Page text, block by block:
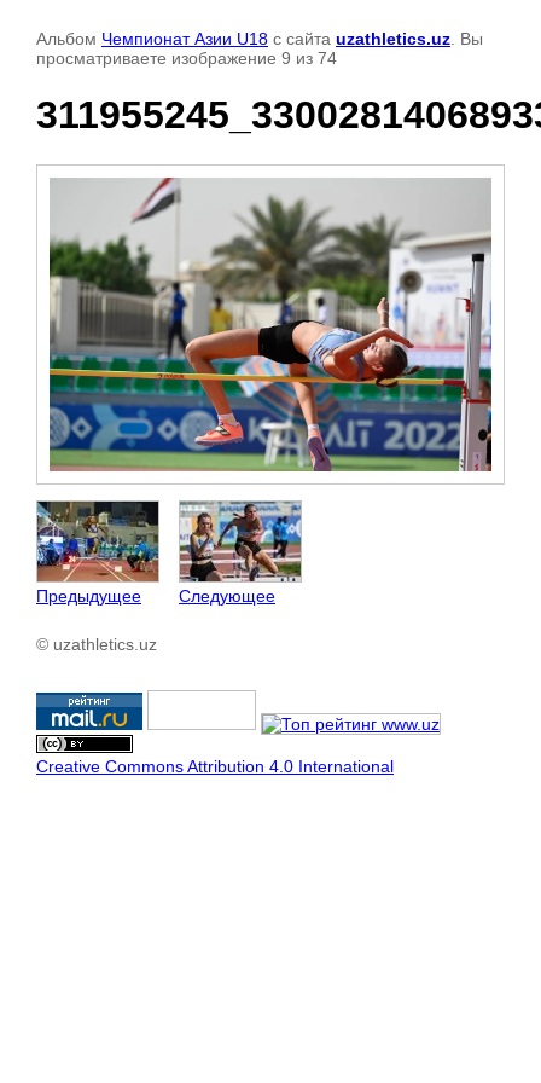
Альбом Чемпионат Азии U18 с сайта uzathletics.uz . Вы
просматриваете изображение 9 из 74
Предыдущее Следующее
© uzathletics.uz
Creative Commons Attribution 4.0 International